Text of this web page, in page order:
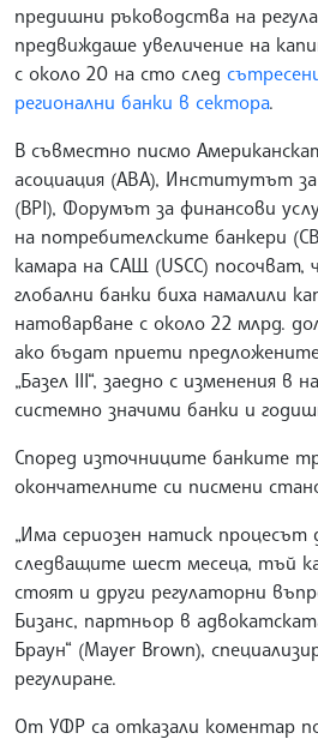
предишни ръководства на
предвиждаше увеличение на
с около 20 на сто след
регионални банки в сектора.
В съвместно писмо
асоциация (ABA), Институтът
(BPI), Форумът за финансови
на потребителските банкери
камара на САЩ (USCC) посочват,
глобални банки биха намалили
натоварване с около 22 млрд.
ако бъдат приети
„Базел III“, заедно с изменения в
системно значими банки и
Според източниците банките
окончателните си писмени
„Има сериозен натиск процесът
следващите шест месеца, тъй
стоят и други регулаторни
Бизанс, партньор в
Браун“ (Mayer Brown),
регулиране.
От УФР са отказали коментар